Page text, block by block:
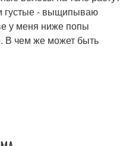
густые - выщипываю
у меня ниже попы
В чем же может быть